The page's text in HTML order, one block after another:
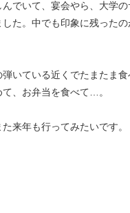
でいて、宴会やら、大学
た。中でも印象に残った
いている近くでたまたま
、お弁当を食べて…。
来年も行ってみたいです。